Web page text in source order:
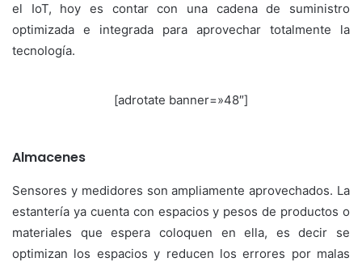
el IoT, hoy es contar con una cadena de suministro
optimizada e integrada para aprovechar totalmente la
tecnología.
[adrotate banner=»48″]
Almacenes
Sensores y medidores son ampliamente aprovechados. La
estantería ya cuenta con espacios y pesos de productos o
materiales que espera coloquen en ella, es decir se
optimizan los espacios y reducen los errores por malas